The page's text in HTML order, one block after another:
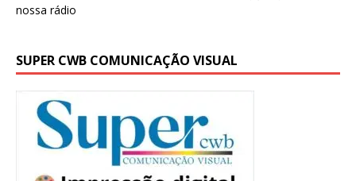
SUPER CWB COMUNICAÇÃO VISUAL